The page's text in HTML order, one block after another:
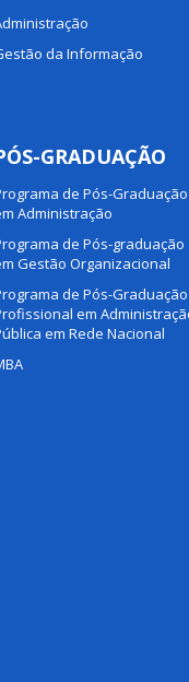
da Informação
GRADUAÇÃO
de Pós-Graduação
Administração
de Pós-graduação
Gestão Organizacional
de Pós-Graduação
em
em Rede Nacional